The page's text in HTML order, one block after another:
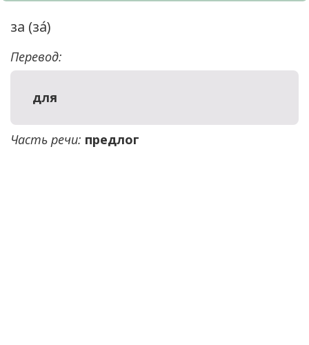
за (за́)
Перевод:
для
Часть речи: предлог